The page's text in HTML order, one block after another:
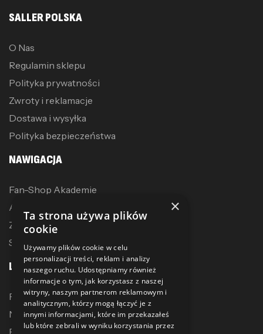
SALLER POLSKA
O Nas
Regulamin sklepu
Polityka prywatności
Zwroty i reklamacje
Dostawa i wysyłka
Polityka bezpieczeństwa
NAWIGACJA
Fan-Shop Akademie
Akcesoria treningowe
Zostań dystrybutorem
Sublimacja
LINKI
Promocje
Nowe produkty
Bestsellery
×
Ta strona używa plików
cookie
Używamy plików cookie w celu
personalizacji treści, reklam i analizy
naszego ruchu. Udostępniamy również
informacje o tym, jak korzystasz z naszej
witryny, naszym partnerom reklamowym i
analitycznym, którzy mogą łączyć je z
innymi informacjami, które im przekazałeś
lub które zebrali w wyniku korzystania przez